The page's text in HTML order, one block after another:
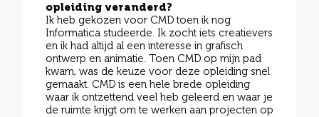
opleiding veranderd?
Ik heb gekozen voor CMD toen ik nog
Informatica studeerde. Ik zocht iets creatievers
en ik had altijd al een interesse in grafisch
ontwerp en animatie. Toen CMD op mijn pad
kwam, was de keuze voor deze opleiding snel
gemaakt. CMD is een hele brede opleiding
waar ik ontzettend veel heb geleerd en waar je
de ruimte krijgt om te werken aan projecten op